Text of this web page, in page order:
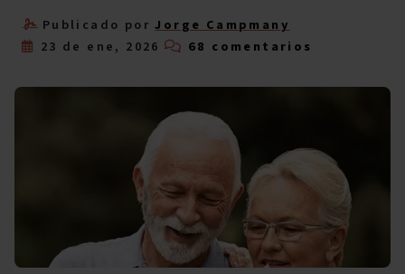
Publicado por Jorge Campmany
23 de ene, 2026
68 comentarios